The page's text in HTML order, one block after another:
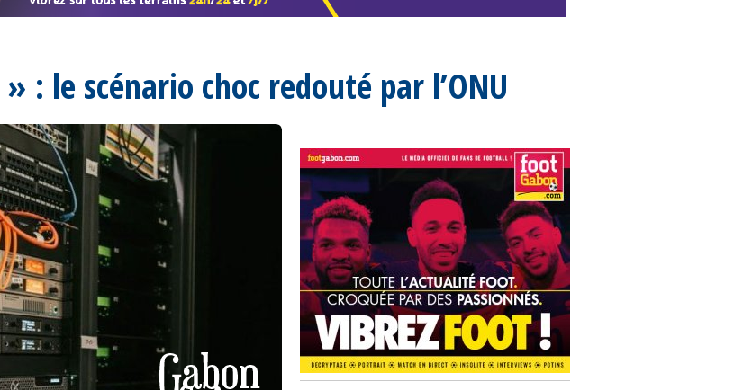
: le scénario choc redouté par l’ONU